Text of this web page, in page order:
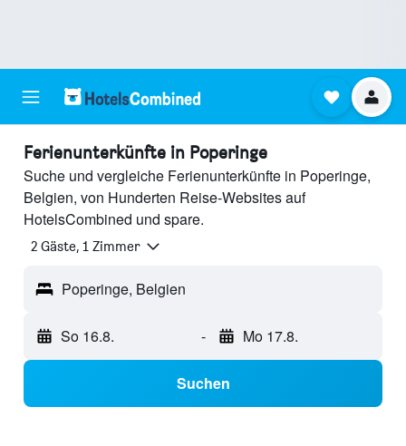
Ferienunterkünfte in Poperinge
Suche und vergleiche Ferienunterkünfte in Poperinge,
Belgien, von Hunderten Reise-Websites auf
HotelsCombined und spare.
2 Gäste, 1 Zimmer
Poperinge, Belgien
So 16.8. - Mo 17.8.
Suchen